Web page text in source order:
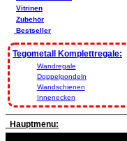
Vitrinen
Zubehör
Bestseller
Tegometall Komplettregale:
Wandregale
Doppelgondeln
Wandschienen
Innenecken
Hauptmenu: